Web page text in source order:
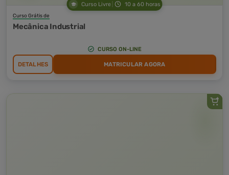
Curso Livre 10 a 60 horas
Curso Grátis de
Mecânica Industrial
CURSO ON-LINE
DETALHES MATRICULAR AGORA